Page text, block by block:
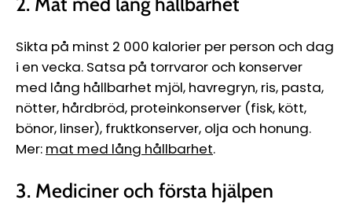
Sikta på minst 2 000 kalorier per person och dag
i en vecka. Satsa på torrvaror och konserver
med lång hållbarhet mjöl, havregryn, ris, pasta,
nötter, hårdbröd, proteinkonserver (fisk, kött,
bönor, linser), fruktkonserver, olja och honung.
Mer: mat med lång hållbarhet.
3. Mediciner och första hjälpen